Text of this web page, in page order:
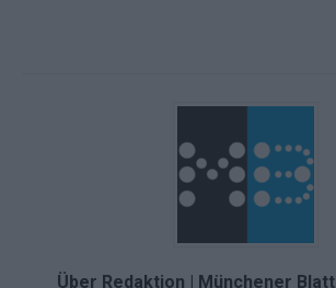
Über Redaktion | Münchener Blatt